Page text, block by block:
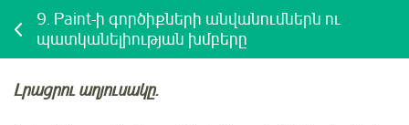
9. Paint-ի գործիքների անվանումներն ու
պատկանելիության խմբերը
Լրացրու աղյուսակը.